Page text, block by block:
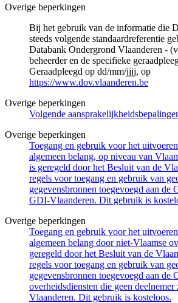
Overige beperkingen
Bij het gebruik van de informatie die
steeds volgende standaardreferentie
Databank Ondergrond Vlaanderen -
beheerder en de specifieke
Geraadpleegd op dd/mm/jjjj, op
https://www.dov.vlaanderen.be
Overige beperkingen
Volgende
Overige beperkingen
Toegang en gebruik voor het
algemeen belang, op niveau van
is geregeld door het Besluit van de
regels voor toegang en gebruik van
gegevensbronnen toegevoegd aan de
GDI-Vlaanderen. Dit gebruik is
Overige beperkingen
Toegang en gebruik voor het
algemeen belang door niet-Vlaamse
geregeld door het Besluit van de
regels voor toegang en gebruik van
gegevensbronnen toegevoegd aan de
overheidsdiensten die geen
Vlaanderen. Dit gebruik is kosteloos.